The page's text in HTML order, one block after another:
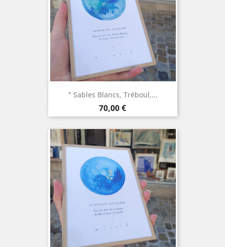
" Sables Blancs, Tréboul,...
Prix
70,00 €